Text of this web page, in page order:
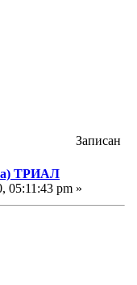
Записан
ТРИАЛ
05:11:43 pm »